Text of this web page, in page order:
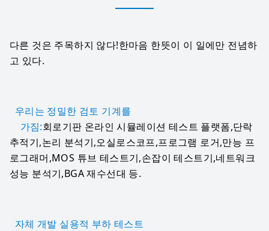
다른 것은 주목하지 않다!한마음 한뜻이 이 일에만 전념하
고 있다.
우리는 정밀한 검토 기계를
    가짐:
회로기판 온라인 시뮬레이션 테스트 플랫폼,단락
추적기,논리 분석기,오실로스코프,프로그램 로거,만능 프
로그래머,MOS 튜브 테스트기,손잡이 테스트기,네트워크
자체 개발 실용적 부하 테스트